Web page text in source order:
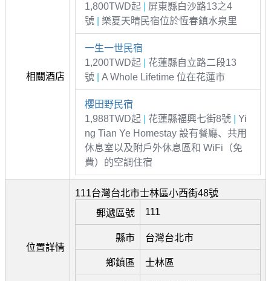
相關酒店
1,800TWD起
屏東縣白沙路13之4
號
樂夏天晴民宿位於恆春鎮水泉里
一生一世民宿
1,200TWD起
花蓮縣自立路二段13
號
A Whole Lifetime 位在花蓮市
櫻田野民宿
1,988TWD起
花蓮縣福興七街8號
Yi
ng Tian Ye Homestay 設有餐廳、共用
休息室以及附戶外休息區和 WiFi（免
費）的空調住宿
位置詳情
111台灣台北市士林區小西街48號
郵遞區號
111
縣市 台灣台北市
鄉鎮區 士林區